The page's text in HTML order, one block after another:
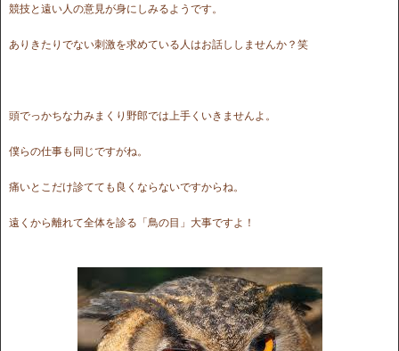
競技と遠い人の意見が身にしみるようです。
ありきたりでない刺激を求めている人はお話ししませんか？笑
頭でっかちな力みまくり野郎では上手くいきませんよ。
僕らの仕事も同じですがね。
痛いとこだけ診てても良くならないですからね。
遠くから離れて全体を診る「鳥の目」大事ですよ！